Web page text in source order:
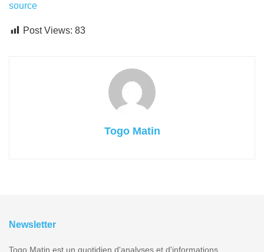
source
Post Views: 83
Togo Matin
Newsletter
Togo Matin est un quotidien d'analyses et d'informations